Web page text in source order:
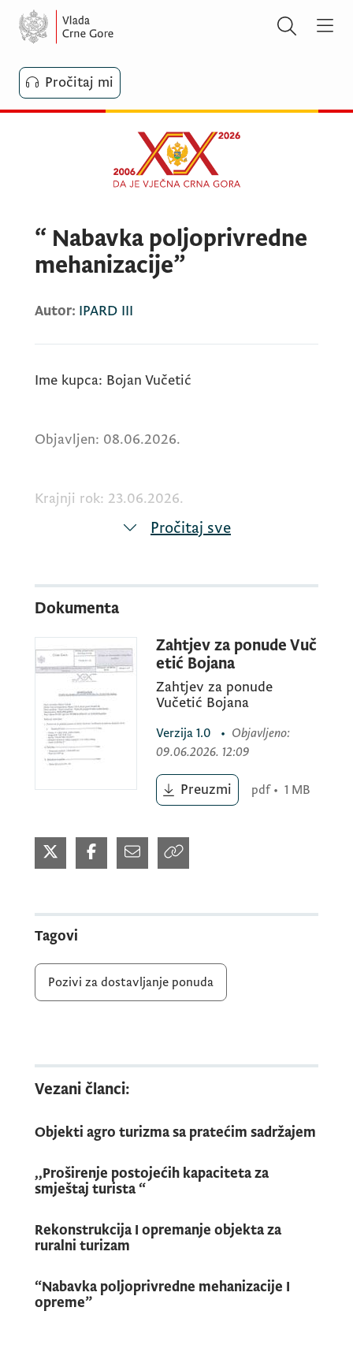
Pročitaj mi
“ Nabavka poljoprivredne
mehanizacije”
Autor: IPARD III
Ime kupca: Bojan Vučetić
Objavljen: 08.06.2026.
Krajnji rok: 23.06.2026.
Datum i vrijeme otvaranja ponuda: srijeda
01.07.2026. u 13.30 h
Mjesto otvaranja ponuda: Agencija za
plaćanja u poljoprivredi, ruralnom razvoju i
ribarstvu, Poslovni centar Kruševac broj 70,
Rimski trg Podgorica
Pročitaj sve
Dokumenta
Zahtjev za ponude Vuč
etić Bojana
Zahtjev za ponude
Vučetić Bojana
Verzija 1.0 • Objavljeno:
09.06.2026. 12:09
Preuzmi pdf • 1 MB
Tagovi
Pozivi za dostavljanje ponuda
Vezani članci:
Objekti agro turizma sa pratećim sadržajem
,,Proširenje postojećih kapaciteta za
smještaj turista “
Rekonstrukcija I opremanje objekta za
ruralni turizam
“Nabavka poljoprivredne mehanizacije I
opreme”